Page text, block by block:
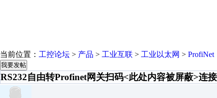
当前位置： 工控论坛 > 产品 > 工业互联 > 工业以太网 > ProfiNet
我要发帖
RS232自由转Profinet网关扫码<此处内容被屏蔽>连